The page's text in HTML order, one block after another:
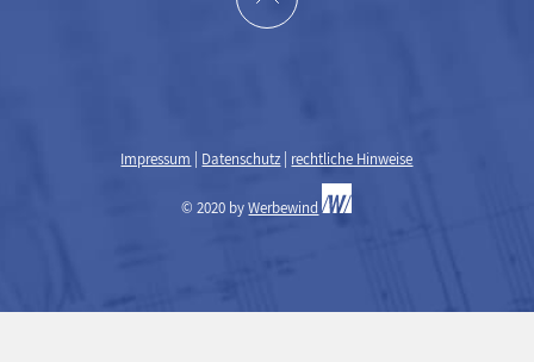
Impressum Datenschutz rechtliche Hinweise
© 2020 byWerbewind